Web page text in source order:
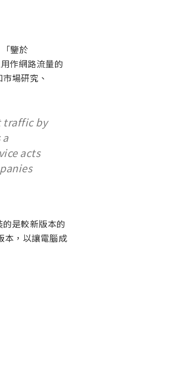
鑒於
作網路流量的
場研究、
traffic by
acts
是較新版本的
本，以讓電腦成